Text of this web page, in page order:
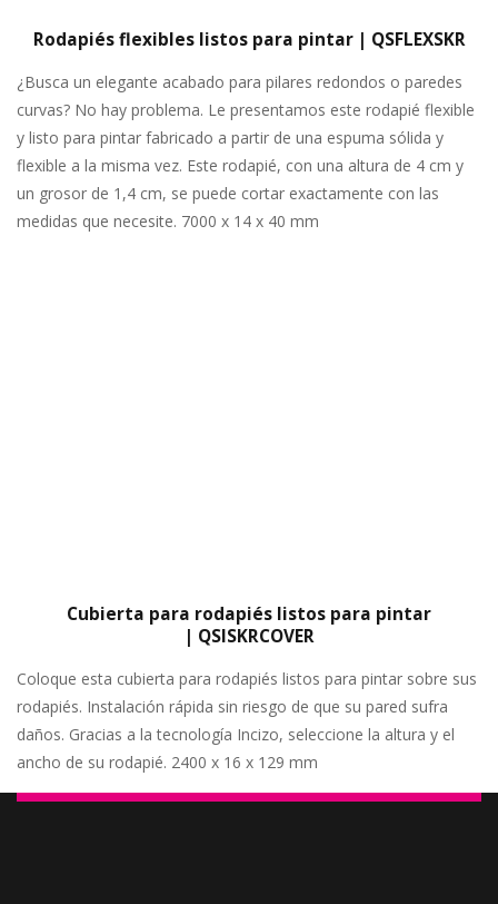
Rodapiés flexibles listos para pintar | QSFLEXSKR
¿Busca un elegante acabado para pilares redondos o paredes
curvas? No hay problema. Le presentamos este rodapié flexible
y listo para pintar fabricado a partir de una espuma sólida y
flexible a la misma vez. Este rodapié, con una altura de 4 cm y
un grosor de 1,4 cm, se puede cortar exactamente con las
medidas que necesite. 7000 x 14 x 40 mm
Cubierta para rodapiés listos para pintar
| QSISKRCOVER
Coloque esta cubierta para rodapiés listos para pintar sobre sus
rodapiés. Instalación rápida sin riesgo de que su pared sufra
daños. Gracias a la tecnología Incizo, seleccione la altura y el
ancho de su rodapié. 2400 x 16 x 129 mm